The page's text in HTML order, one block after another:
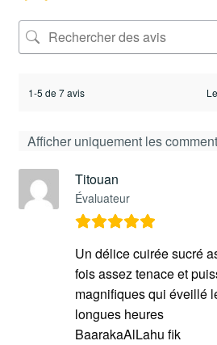
1-5 de 7 avis
Afficher uniquement les
Titouan
Évaluateur
Un délice cuirée sucré
fois assez tenace et
magnifiques qui éveillé
longues heures
BaarakaAlLahu fik